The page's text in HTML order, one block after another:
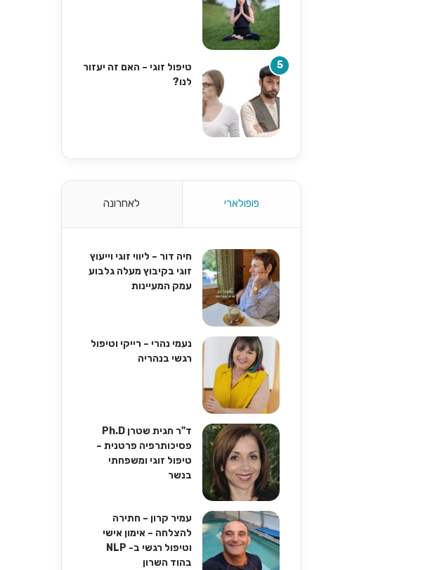
טיפול זוגי – האם זה יעזור
לנו?
פופולארי לאחרונה
חיה דור – ליווי זוגי וייעוץ
זוגי בקיבוץ מעלה גלבוע
עמק המעיינות
נעמי נהרי – רייקי וטיפול
רגשי בנהריה
ד"ר חגית שטרן Ph.D
פסיכותרפיה פרטנית –
טיפול זוגי ומשפחתי
בנשר
עמיר קרון – חתירה
להצלחה – אימון אישי
וטיפול רגשי ב- NLP
בהוד השרון